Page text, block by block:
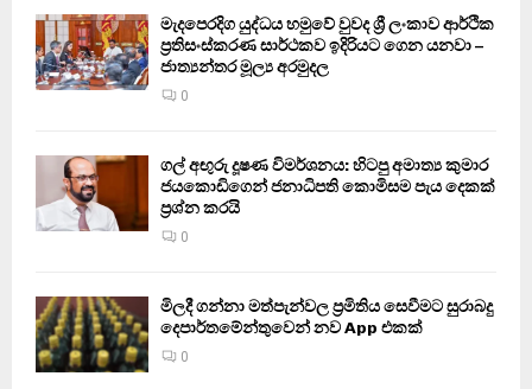
මැදපෙරදිග යුද්ධය හමුවේ වුවද ශ්‍රී ලංකාව ආර්ථික
ප්‍රතිසංස්කරණ සාර්ථකව ඉදිරියට ගෙන යනවා –
ජාත්‍යන්තර මූල්‍ය අරමුදල
0
ගල් අඟුරු දූෂණ විමර්ශනය: හිටපු අමාත්‍ය කුමාර
ජයකොඩිගෙන් ජනාධිපති කොමිසම පැය දෙකක්
ප්‍රශ්න කරයි
0
මිලදී ගන්නා මත්පැන්වල ප්‍රමිතිය සෙවීමට සුරාබදු
දෙපාර්තමේන්තුවෙන් නව App එකක්
0